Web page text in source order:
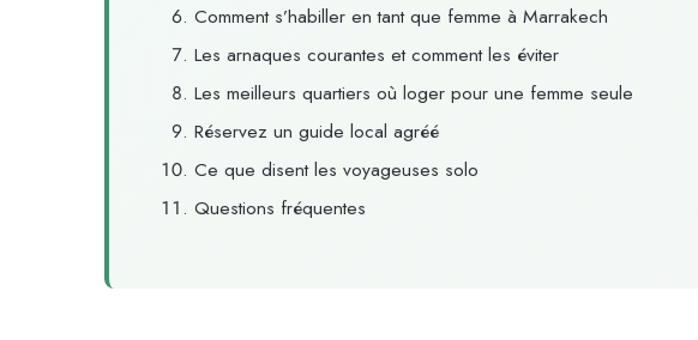
Comment s’habiller en tant que femme à Marrakech
Les arnaques courantes et comment les éviter
Les meilleurs quartiers où loger pour une femme seule
Réservez un guide local agréé
Ce que disent les voyageuses solo
Questions fréquentes